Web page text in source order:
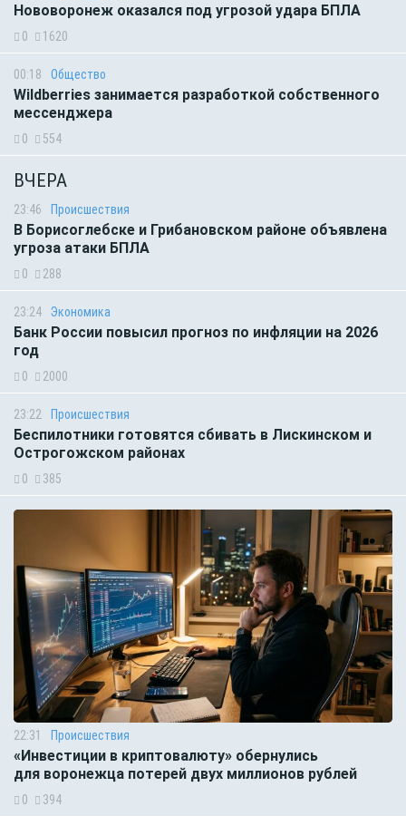
Нововоронеж оказался под угрозой удара БПЛА
0 1620
00:18 Общество
Wildberries занимается разработкой собственного
мессенджера
0 554
ВЧЕРА
23:46 Происшествия
В Борисоглебске и Грибановском районе объявлена
угроза атаки БПЛА
0 288
23:24 Экономика
Банк России повысил прогноз по инфляции на 2026
год
0 2000
23:22 Происшествия
Беспилотники готовятся сбивать в Лискинском и
Острогожском районах
0 385
22:31 Происшествия
«Инвестиции в криптовалюту» обернулись
для воронежца потерей двух миллионов рублей
0 394